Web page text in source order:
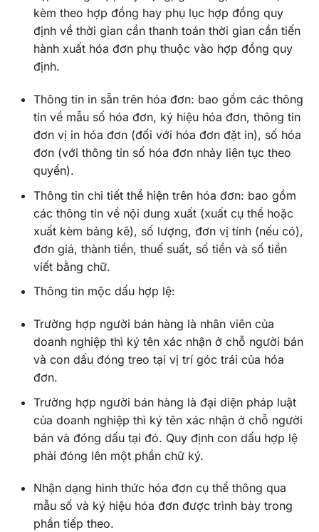
kèm theo hợp đồng hay phụ lục hợp đồng quy
định về thời gian cần thanh toán thời gian cần tiến
hành xuất hóa đơn phụ thuộc vào hợp đồng quy
định.
Thông tin in sẵn trên hóa đơn: bao gồm các thông
tin về mẫu số hóa đơn, ký hiệu hóa đơn, thông tin
đơn vị in hóa đơn (đối với hóa đơn đặt in), số hóa
đơn (với thông tin số hóa đơn nhảy liên tục theo
quyển).
Thông tin chi tiết thể hiện trên hóa đơn: bao gồm
các thông tin về nội dung xuất (xuất cụ thể hoặc
xuất kèm bảng kê), số lượng, đơn vị tính (nếu có),
đơn giá, thành tiền, thuế suất, số tiền và số tiền
viết bằng chữ.
Thông tin mộc dấu hợp lệ:
Trường hợp người bán hàng là nhân viên của
doanh nghiệp thì ký tên xác nhận ở chỗ người bán
và con dấu đóng treo tại vị trí góc trái của hóa
đơn.
Trường hợp người bán hàng là đại diện pháp luật
của doanh nghiệp thì ký tên xác nhận ở chỗ người
bán và đóng dấu tại đó. Quy định con dấu hợp lệ
phải đóng lên một phần chữ ký.
Nhận dạng hình thức hóa đơn cụ thể thông qua
mẫu số và ký hiệu hóa đơn được trình bày trong
phần tiếp theo.